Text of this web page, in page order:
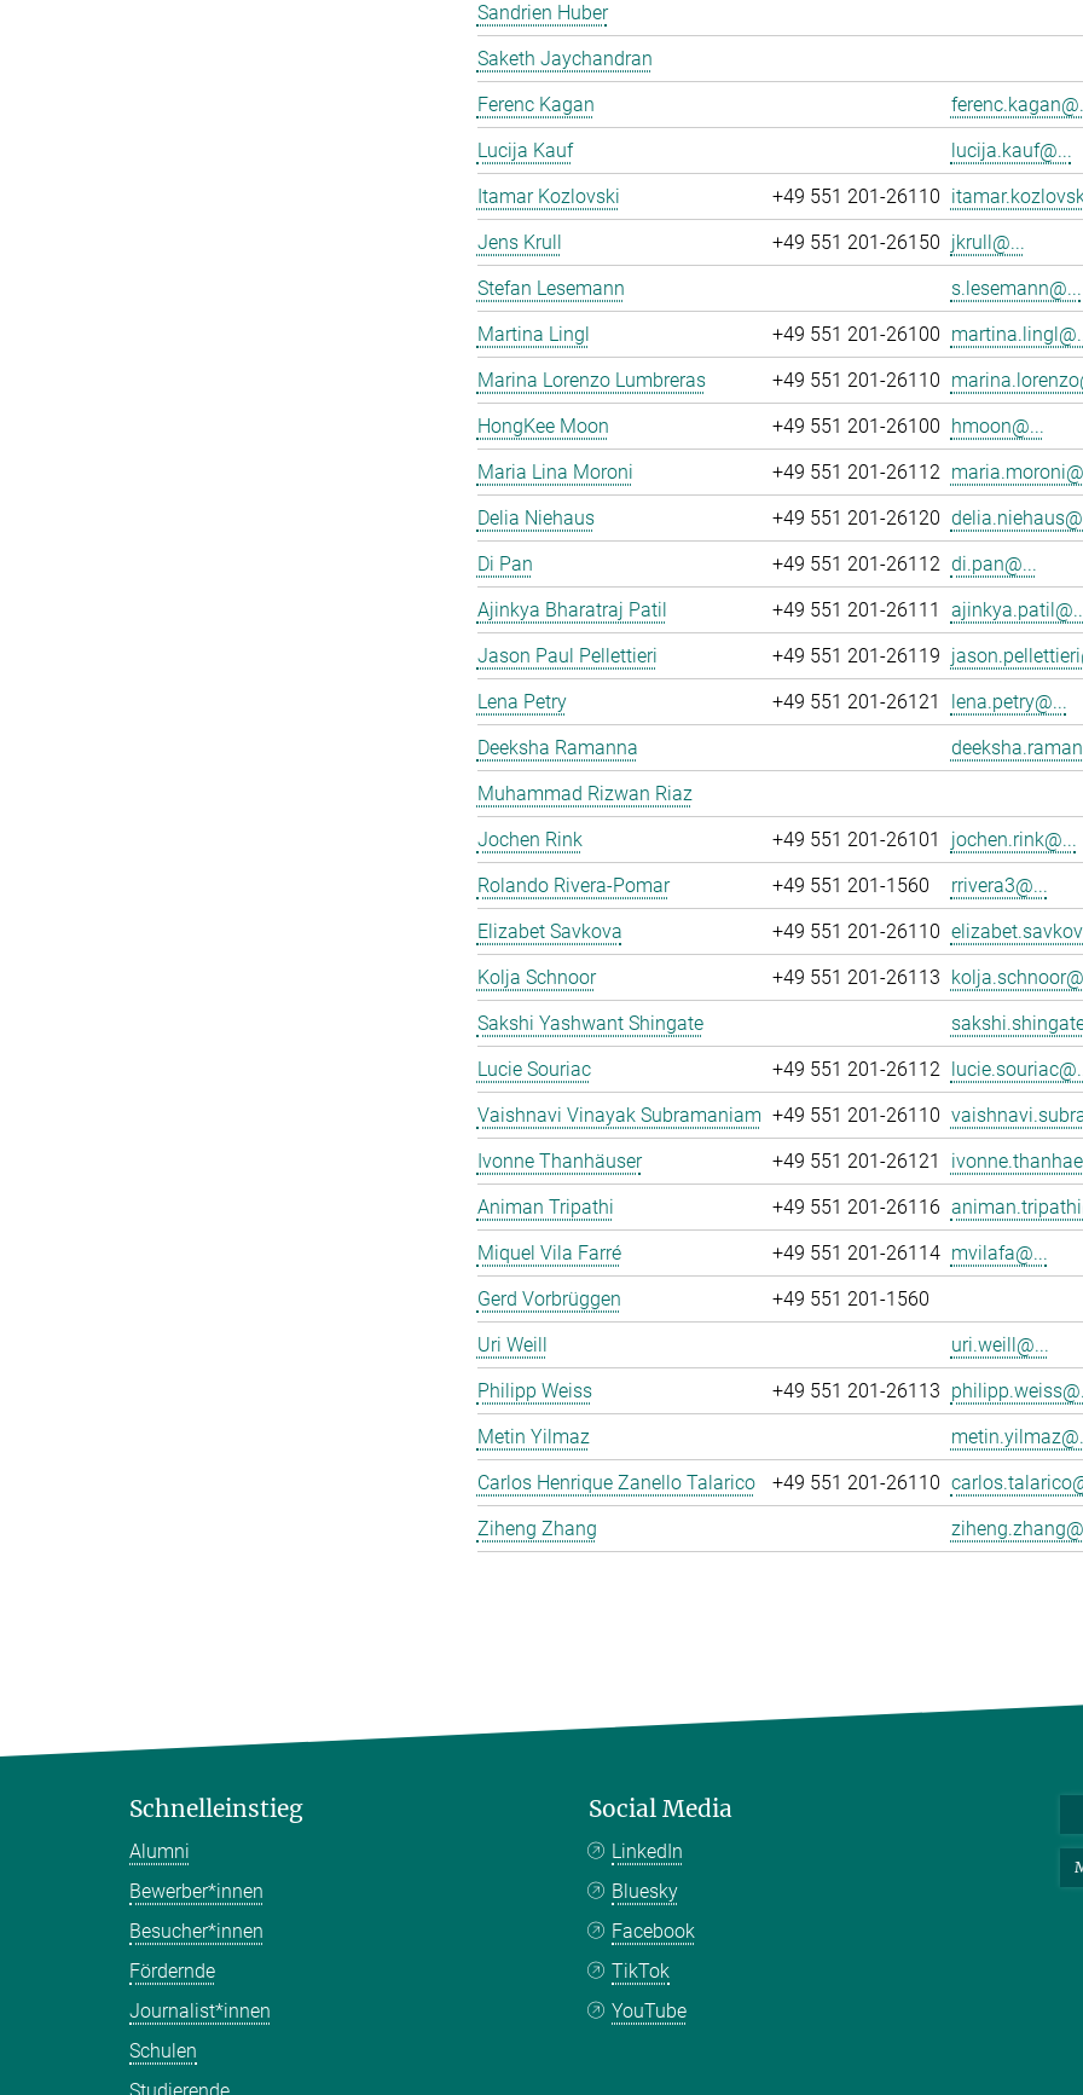
Sandrien Huber
Saketh Jaychandran
Ferenc Kagan
Lucija Kauf
lucija.kauf@...
Itamar Kozlovski
+49 551 201-26110
Jens Krull
+49 551 201-26150 jkrull@...
Stefan Lesemann
s.lesemann@...
Martina Lingl
+49 551 201-26100
Marina Lorenzo Lumbreras
+49 551 201-26110
HongKee Moon
+49 551 201-26100 hmoon@...
Maria Lina Moroni
+49 551 201-26112
Delia Niehaus
+49 551 201-26120
Di Pan
+49 551 201-26112 di.pan@...
Ajinkya Bharatraj Patil
+49 551 201-26111
Jason Paul Pellettieri
+49 551 201-26119
Lena Petry
+49 551 201-26121
lena.petry@...
Deeksha Ramanna
Muhammad Rizwan Riaz
Jochen Rink
+49 551 201-26101
jochen.rink@...
Rolando Rivera-Pomar
+49 551 201-1560
rrivera3@...
Elizabet Savkova
+49 551 201-26110
Kolja Schnoor
+49 551 201-26113
Sakshi Yashwant Shingate
Lucie Souriac
+49 551 201-26112
Vaishnavi Vinayak Subramaniam +49 551 201-26110
Ivonne Thanhäuser
+49 551 201-26121
Animan Tripathi
+49 551 201-26116
Miquel Vila Farré
+49 551 201-26114 mvilafa@...
Gerd Vorbrüggen
+49 551 201-1560
Uri Weill
uri.weill@...
Philipp Weiss
+49 551 201-26113
Metin Yilmaz
Carlos Henrique Zanello Talarico
+49 551 201-26110
Ziheng Zhang
Schnelleinstieg
Alumni
Bewerber*innen
Besucher*innen
Fördernde
Journalist*innen
Schulen
Social Media
LinkedIn
Bluesky
Facebook
TikTok
YouTube